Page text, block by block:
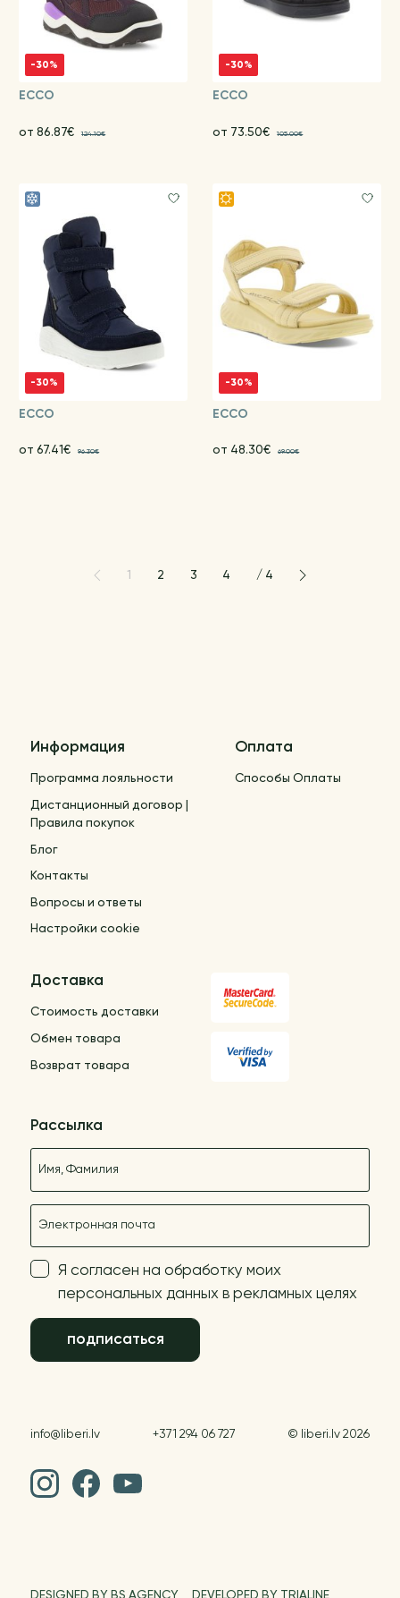
-30%
ECCO
от 86.87€ 124.10€
-30%
ECCO
от 73.50€ 105.00€
-30%
ECCO
от 67.41€ 96.30€
-30%
ECCO
от 48.30€ 69.00€
1 2 3 4 / 4
Информация
Программа лояльности
Дистанционный договор |
Правила покупок
Блог
Контакты
Вопросы и ответы
Настройки cookie
Оплата
Способы Оплаты
Доставка
Стоимость доставки
Обмен товара
Возврат товара
Рассылка
Я согласен на обработку моих
персональных данных в рекламных целях
подписаться
info@liberi.lv +371 294 06 727 © liberi.lv 2026
DESIGNED BY BS AGENCY DEVELOPED BY TRIALINE